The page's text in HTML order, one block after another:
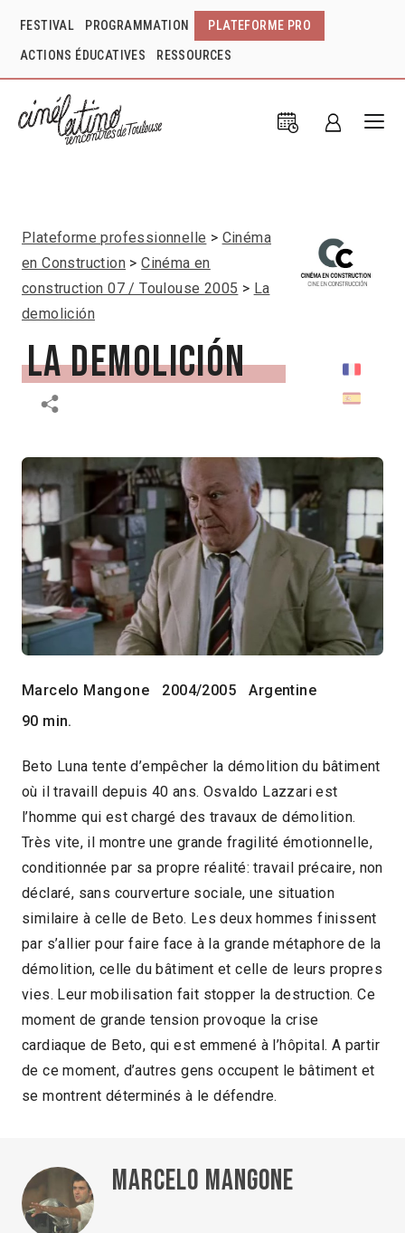
FESTIVAL PROGRAMMATION PLATEFORME PRO
ACTIONS ÉDUCATIVES RESSOURCES
Plateforme professionnelle
Cinéma
en Construction
Cinéma en
construction 07 / Toulouse 2005
La
demolición
La demolición
Marcelo Mangone 2004/2005
Argentine
90 min.
Beto Luna tente d’empêcher la démolition du bâtiment
où il travaill depuis 40 ans. Osvaldo Lazzari est
l’homme qui est chargé des travaux de démolition.
Très vite, il montre une grande fragilité émotionnelle,
conditionnée par sa propre réalité: travail précaire, non
déclaré, sans courverture sociale, une situation
similaire à celle de Beto. Les deux hommes finissent
par s’allier pour faire face à la grande métaphore de la
démolition, celle du bâtiment et celle de leurs propres
vies. Leur mobilisation fait stopper la destruction. Ce
moment de grande tension provoque la crise
cardiaque de Beto, qui est emmené à l’hôpital. A partir
de ce moment, d’autres gens occupent le bâtiment et
se montrent déterminés à le défendre.
Marcelo Mangone